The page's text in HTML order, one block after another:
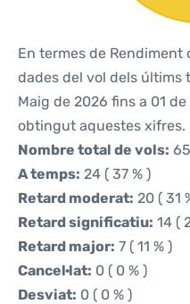
En termes de
dades del vol dels últims
Maig de 2026 fins a 01
obtingut aquestes xifres.
Nombre total de vols: 65
A temps: 24 ( 37 % )
Retard moderat: 20 ( 31
Retard significatiu: 14 (
Retard major: 7 ( 11 % )
Cancel·lat: 0 ( 0 % )
Desviat: 0 ( 0 % )